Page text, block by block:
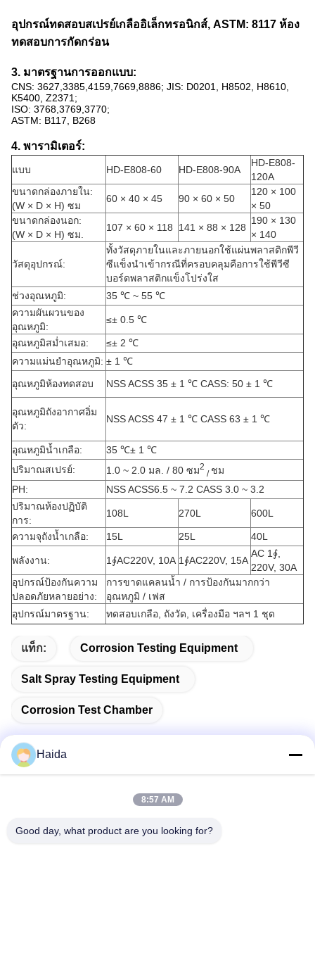
อุปกรณ์ทดสอบสเปรย์เกลืออิเล็กทรอนิกส์, ASTM: 8117 ห้อง
ทดสอบการกัดกร่อน
3. มาตรฐานการออกแบบ:
CNS: 3627,3385,4159,7669,8886; JIS: D0201, H8502, H8610,
K5400, Z2371;
ISO: 3768,3769,3770;
ASTM: B117, B268
4. พารามิเตอร์:
แบบ HD-E808-60 HD-E808-90A
HD-E808-
120A
ขนาดกล่องภายใน:
(W × D × H) ซม
60 × 40 × 45 90 × 60 × 50
120 × 100
× 50
ขนาดกล่องนอก:
(W × D × H) ซม.
107 × 60 × 118 141 × 88 × 128
190 × 130
× 140
วัสดุอุปกรณ์:
ทั้งวัสดุภายในและภายนอกใช้แผ่นพลาสติกพีวี
ซีแข็งนำเข้ากรณีที่ครอบคลุมคือการใช้พีวีซี
บอร์ดพลาสติกแข็งโปร่งใส
ช่วงอุณหภูมิ:
35 ℃ ~ 55 ℃
ความผันผวนของ
อุณหภูมิ:
≤± 0.5 ℃
อุณหภูมิสม่ำเสมอ:
≤± 2 ℃
ความแม่นยำอุณหภูมิ: ± 1 ℃
อุณหภูมิห้องทดสอบ
NSS ACSS 35 ± 1 ℃ CASS: 50 ± 1 ℃
อุณหภูมิถังอากาศอิ่ม
ตัว:
NSS ACSS 47 ± 1 ℃ CASS 63 ± 1 ℃
อุณหภูมิน้ำเกลือ:
35 ℃± 1 ℃
ปริมาณสเปรย์:
1.0 ~ 2.0 มล. / 80 ซม2
/ ชม
PH:
NSS ACSS6.5 ~ 7.2 CASS 3.0 ~ 3.2
ปริมาณห้องปฏิบัติ
การ:
108L 270L 600L
ความจุถังน้ำเกลือ: 15L 25L 40L
พลังงาน: 1∮AC220V, 10A 1∮AC220V, 15A
AC 1∮,
220V, 30A
อุปกรณ์ป้องกันความ
ปลอดภัยหลายอย่าง:
การขาดแคลนน้ำ / การป้องกันมากกว่า
อุณหภูมิ / เฟส
อุปกรณ์มาตรฐาน:
ทดสอบเกลือ, ถังวัด, เครื่องมือ ฯลฯ 1 ชุด
แท็ก: Corrosion Testing Equipment
Salt Spray Testing Equipment
Corrosion Test Chamber
ที่อยู่
Haida
8:57 AM
Good day, what product are you looking for?